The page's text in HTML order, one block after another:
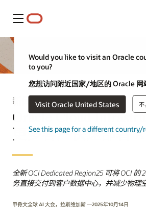
菜单
Would you like to visit an Oracle
to you?
您想访问附近国家/地区的 Oracle 网
Visit Oracle United States 不
See this page for a different country/
新闻稿
Oracle Cloud
更多客户快速部署
全新 OCI Dedicated Region25 可将 OCI 的
务直接交付到客户数据中心，并减少物理
甲骨文全球 AI 大会，拉斯维加斯 —2025年10月14日